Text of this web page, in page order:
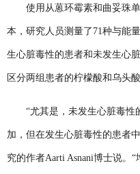
使用从蒽环霉素和曲妥珠单
本，研究人员测量了71种与能
生心脏毒性的患者和未发生心
区分两组患者的柠檬酸和乌头酸
“尤其是，未发生心脏毒性
加，但在发生心脏毒性的患者
究的作者Aarti Asnani博士说。